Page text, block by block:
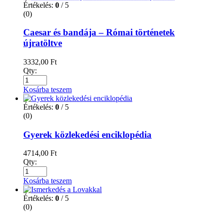
Értékelés: 0 / 5
(0)
Caesar és bandája – Római történetek
újratöltve
3332,00 Ft
Qty:
Kosárba teszem
Értékelés: 0 / 5
(0)
Gyerek közlekedési enciklopédia
4714,00 Ft
Qty:
Kosárba teszem
Értékelés: 0 / 5
(0)